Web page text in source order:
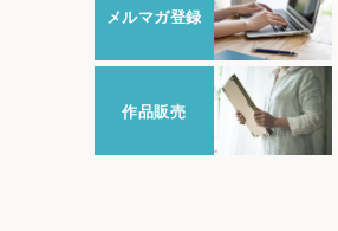
メルマガ登録
作品販売